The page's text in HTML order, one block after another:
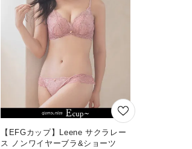
【EFGカップ】Leene サクラレー
ス ノンワイヤーブラ&ショーツ